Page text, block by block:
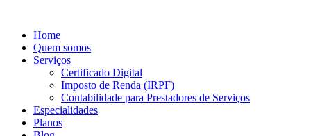
conteúdo
Home
Quem somos
Serviços
Certificado Digital
Imposto de Renda (IRPF)
Contabilidade para Prestadores de Serviços
Especialidades
Planos